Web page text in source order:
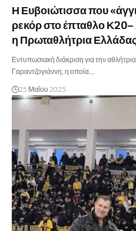
Η Ευβοιώτισσα που
ρεκόρ στο έπταθλο
η Πρωταθλήτρια
Εντυπωσιακή διάκριση για την
Γαραντζογιάννη, η οποία…
25 Μαΐου 2025